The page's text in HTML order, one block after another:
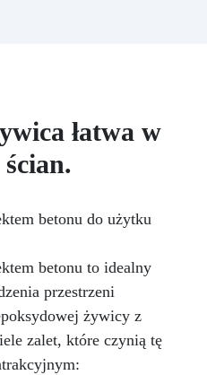
łatwa w
betonu do użytku
betonu to idealny
przestrzeni
żywicy z
zalet, które czynią tę